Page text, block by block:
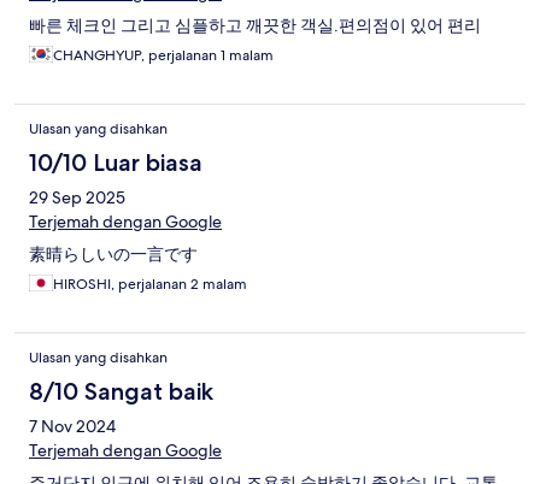
빠른 체크인 그리고 심플하고 깨끗한 객실.편의점이 있어 편리
CHANGHYUP, perjalanan 1 malam
Ulasan yang disahkan
10/10 Luar biasa
29 Sep 2025
Terjemah dengan Google
素晴らしいの一言です
HIROSHI, perjalanan 2 malam
Ulasan yang disahkan
8/10 Sangat baik
7 Nov 2024
Terjemah dengan Google